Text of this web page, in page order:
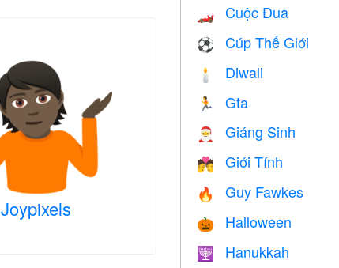
Joypixels
🏎 Cuộc Đua
⚽ Cúp Thế Giới
🕯 Diwali
🏃 Gta
🎅 Giáng Sinh
💏 Giới Tính
🔥 Guy Fawkes
🎃 Halloween
🕎 Hanukkah